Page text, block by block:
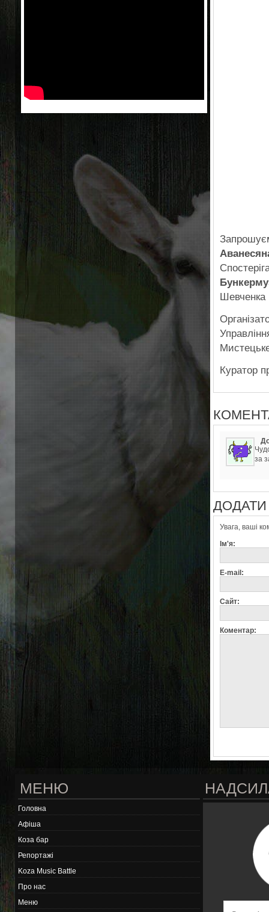
Шевченка
Куратор
за
ДОДАТИ
Увага, ваші
Ім'я:
E-mail:
Сайт:
Коментар:
МЕНЮ
Головна
Афіша
Коза бар
Репортажі
Koza Music Battle
Про нас
Меню